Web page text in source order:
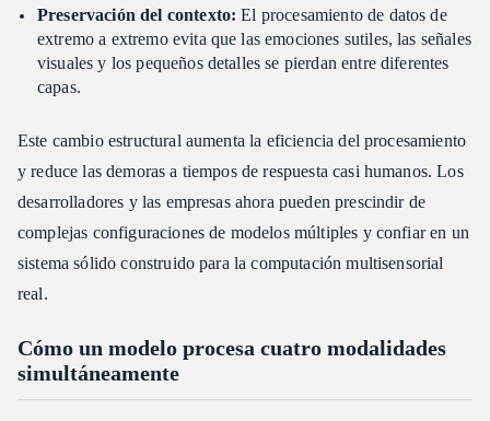
Preservación del contexto: El procesamiento de datos de
extremo a extremo evita que las emociones sutiles, las señales
visuales y los pequeños detalles se pierdan entre diferentes
capas.
Este cambio estructural aumenta la eficiencia del procesamiento
y reduce las demoras a tiempos de respuesta casi humanos. Los
desarrolladores y las empresas ahora pueden prescindir de
complejas configuraciones de modelos múltiples y confiar en un
sistema sólido construido para la computación multisensorial
real.
Cómo un modelo procesa cuatro modalidades
simultáneamente